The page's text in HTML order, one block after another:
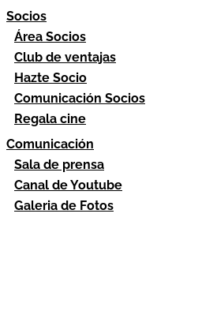
Socios
Área Socios
Club de ventajas
Hazte Socio
Comunicación Socios
Regala cine
Comunicación
Sala de prensa
Canal de Youtube
Galeria de Fotos